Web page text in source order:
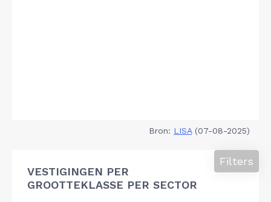
Bron: LISA(07-08-2025)
VESTIGINGEN PER
GROOTTEKLASSE PER SECTOR
Filters